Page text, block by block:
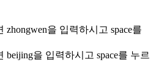
zhongwen을 입력하시고 space를
beijing을 입력하시고 space를 누르